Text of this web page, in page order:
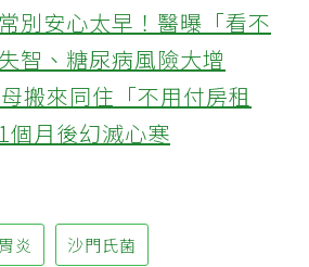
別安心太早！醫曝「看不
智、糖尿病風險大增
搬來同住「不用付房租
個月後幻滅心寒
炎 沙門氏菌